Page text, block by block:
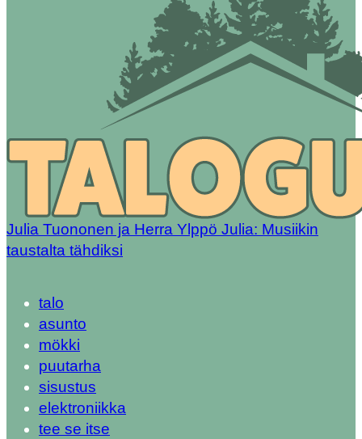
Julia Tuononen ja Herra Ylppö Julia: Musiikin
taustalta tähdiksi
talo
asunto
mökki
puutarha
sisustus
elektroniikka
tee se itse